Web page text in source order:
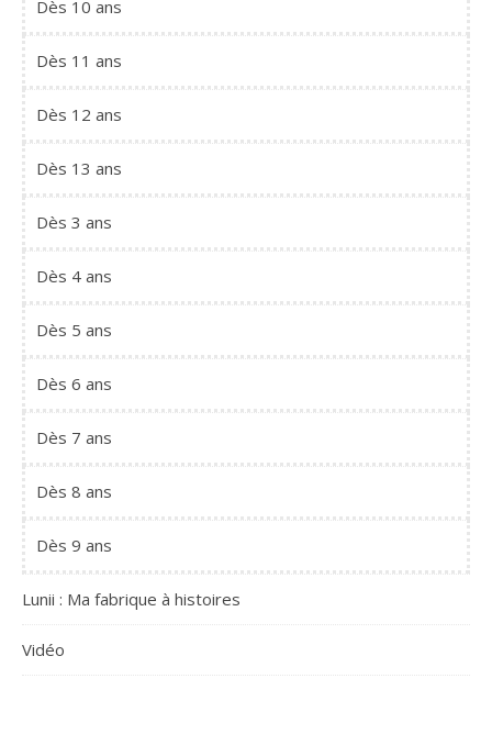
Dès 10 ans
Dès 11 ans
Dès 12 ans
Dès 13 ans
Dès 3 ans
Dès 4 ans
Dès 5 ans
Dès 6 ans
Dès 7 ans
Dès 8 ans
Dès 9 ans
Lunii : Ma fabrique à histoires
Vidéo